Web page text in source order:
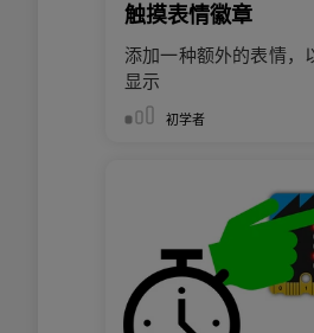
触摸表情徽章
添加一种额外的表情，
显示
初学者